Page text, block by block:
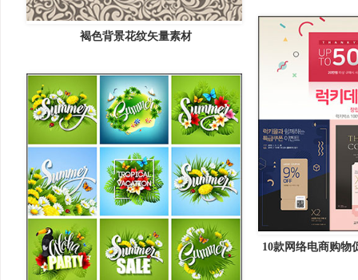
褐色背景花纹矢量素材
10款网络电商购物